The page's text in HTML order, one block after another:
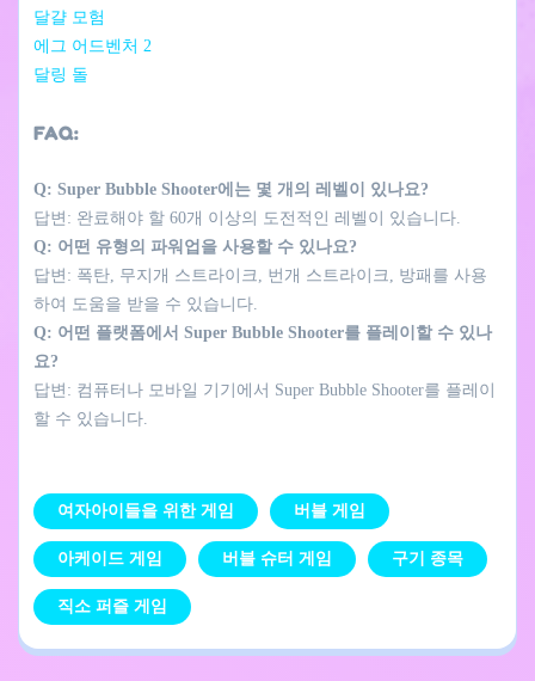
달걀 모험
에그 어드벤처 2
달링 돌
FAQ:
Q: Super Bubble Shooter에는 몇 개의 레벨이 있나요?
답변: 완료해야 할 60개 이상의 도전적인 레벨이 있습니다.
Q: 어떤 유형의 파워업을 사용할 수 있나요?
답변: 폭탄, 무지개 스트라이크, 번개 스트라이크, 방패를 사용
하여 도움을 받을 수 있습니다.
Q: 어떤 플랫폼에서 Super Bubble Shooter를 플레이할 수 있나
요?
답변: 컴퓨터나 모바일 기기에서 Super Bubble Shooter를 플레이
할 수 있습니다.
여자아이들을 위한 게임 버블 게임
아케이드 게임 버블 슈터 게임 구기 종목
직소 퍼즐 게임